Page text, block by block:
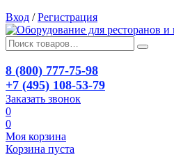
Вход / Регистрация
8 (800) 777-75-98
+7 (495) 108-53-79
Заказать звонок
0
0
Моя корзина
Корзина пуста